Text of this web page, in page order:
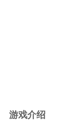
游戏介绍